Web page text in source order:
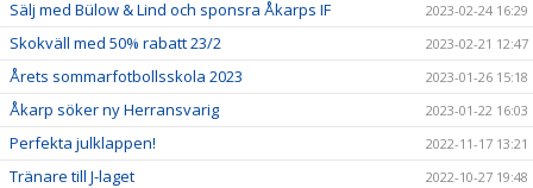
Sälj med Bülow & Lind och sponsra Åkarps IF 2023-02-24 16:29
Skokväll med 50% rabatt 23/2 2023-02-21 12:47
Årets sommarfotbollsskola 2023 2023-01-26 15:18
Åkarp söker ny Herransvarig 2023-01-22 16:03
Perfekta julklappen! 2022-11-17 13:21
Tränare till J-laget 2022-10-27 19:48